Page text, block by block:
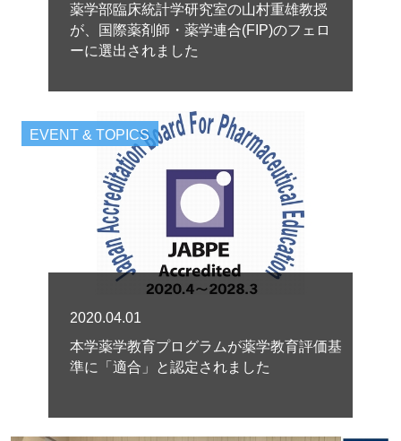
薬学部臨床統計学研究室の山村重雄教授
が、国際薬剤師・薬学連合(FIP)のフェロ
ーに選出されました
EVENT & TOPICS
2020.04.01
本学薬学教育プログラムが薬学教育評価基
準に「適合」と認定されました